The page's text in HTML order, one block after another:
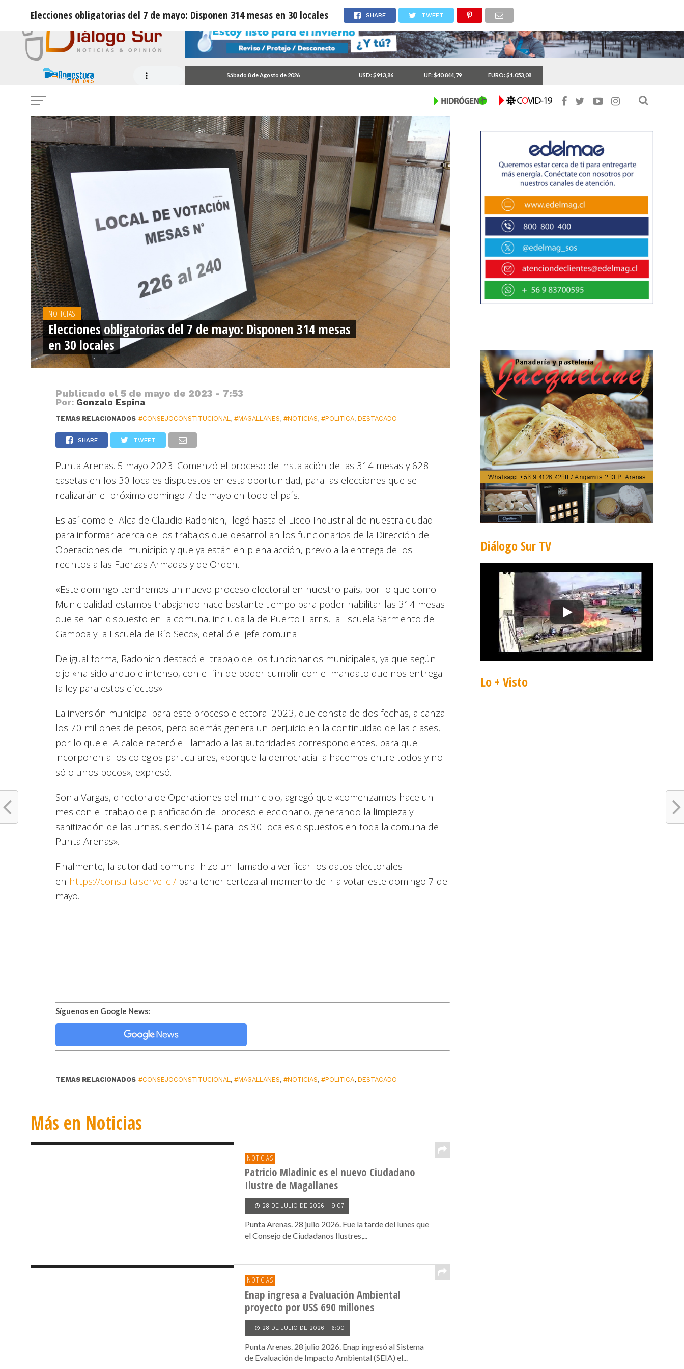
Sábado 8 de Agosto de 2026 USD: $913,86 UF: $40.844,79 EURO: $1.053,08
Elecciones obligatorias del 7 de mayo: Disponen 314 mesas en 30 locales SHARE TWEET
NOTICIAS
Elecciones obligatorias del 7 de mayo: Disponen 314 mesas
en 30 locales
Publicado el5 de mayo de 2023 - 7:53
Por: Gonzalo Espina
TEMAS RELACIONADOS #CONSEJOCONSTITUCIONAL,#MAGALLANES,#NOTICIAS,#POLITICA,DESTACADO
SHARE TWEET
Punta Arenas. 5 mayo 2023. Comenzó el proceso de instalación de las 314 mesas y 628
casetas en los 30 locales dispuestos en esta oportunidad, para las elecciones que se
realizarán el próximo domingo 7 de mayo en todo el país.
Es así como el Alcalde Claudio Radonich, llegó hasta el Liceo Industrial de nuestra ciudad
para informar acerca de los trabajos que desarrollan los funcionarios de la Dirección de
Operaciones del municipio y que ya están en plena acción, previo a la entrega de los
recintos a las Fuerzas Armadas y de Orden.
«Este domingo tendremos un nuevo proceso electoral en nuestro país, por lo que como
Municipalidad estamos trabajando hace bastante tiempo para poder habilitar las 314 mesas
que se han dispuesto en la comuna, incluida la de Puerto Harris, la Escuela Sarmiento de
Gamboa y la Escuela de Río Seco», detalló el jefe comunal.
De igual forma, Radonich destacó el trabajo de los funcionarios municipales, ya que según
dijo «ha sido arduo e intenso, con el fin de poder cumplir con el mandato que nos entrega
la ley para estos efectos».
La inversión municipal para este proceso electoral 2023, que consta de dos fechas, alcanza
los 70 millones de pesos, pero además genera un perjuicio en la continuidad de las clases,
por lo que el Alcalde reiteró el llamado a las autoridades correspondientes, para que
incorporen a los colegios particulares, «porque la democracia la hacemos entre todos y no
sólo unos pocos», expresó.
Sonia Vargas, directora de Operaciones del municipio, agregó que «comenzamos hace un
mes con el trabajo de planificación del proceso eleccionario, generando la limpieza y
sanitización de las urnas, siendo 314 para los 30 locales dispuestos en toda la comuna de
Punta Arenas».
Finalmente, la autoridad comunal hizo un llamado a verificar los datos electorales
en https://consulta.servel.cl/ para tener certeza al momento de ir a votar este domingo 7 de
mayo.
Síguenos en Google News:
TEMAS RELACIONADOS #CONSEJOCONSTITUCIONAL,#MAGALLANES,#NOTICIAS,#POLITICA,DESTACADO
Más en Noticias
NOTICIAS
Patricio Mladinic es el nuevo Ciudadano
Ilustre de Magallanes
28 DE JULIO DE 2026 - 9:07
Punta Arenas. 28 julio 2026. Fue la tarde del lunes que
el Consejo de Ciudadanos Ilustres,...
NOTICIAS
Enap ingresa a Evaluación Ambiental
proyecto por US$ 690 millones
28 DE JULIO DE 2026 - 6:00
Punta Arenas. 28 julio 2026. Enap ingresó al Sistema
de Evaluación de Impacto Ambiental (SEIA) el...
Diálogo Sur TV
Lo + Visto